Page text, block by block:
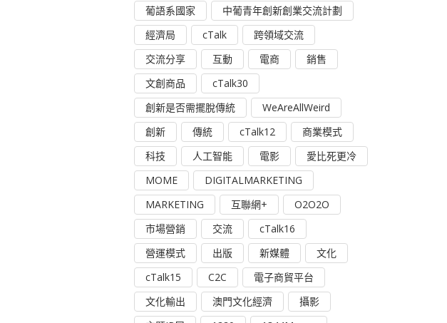
葡語系國家
中葡青年創新創業交流計劃
經濟局
cTalk
跨領域交流
交流分享
互動 電商
銷售
文創商品
cTalk30
創新是否需擺脫傳統
WeAreAllWeird
創新
傳統 cTalk12
商業模式
科技
人工智能 電影
愛比死更冷
MOME
DIGITALMARKETING
MARKETING
互聯網+
O2O2O
市場營銷
交流
cTalk16
營運模式
出版 新媒體
文化
cTalk15
C2C
電子商貿平台
文化輸出
澳門文化經濟
攝影